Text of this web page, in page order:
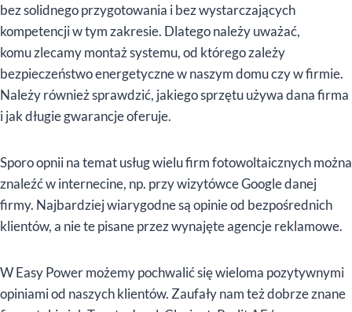
bez solidnego przygotowania i bez wystarczających
kompetencji w tym zakresie. Dlatego należy uważać,
komu zlecamy montaż systemu, od którego zależy
bezpieczeństwo energetyczne w naszym domu czy w firmie.
Należy również sprawdzić, jakiego sprzętu używa dana firma
i jak długie gwarancje oferuje.
Sporo opnii na temat usług wielu firm fotowoltaicznych można
znaleźć w internecine, np. przy wizytówce Google danej
firmy. Najbardziej wiarygodne są opinie od bezpośrednich
klientów, a nie te pisane przez wynajęte agencje reklamowe.
W Easy Power możemy pochwalić się wieloma pozytywnymi
opiniami od naszych klientów. Zaufały nam też dobrze znane